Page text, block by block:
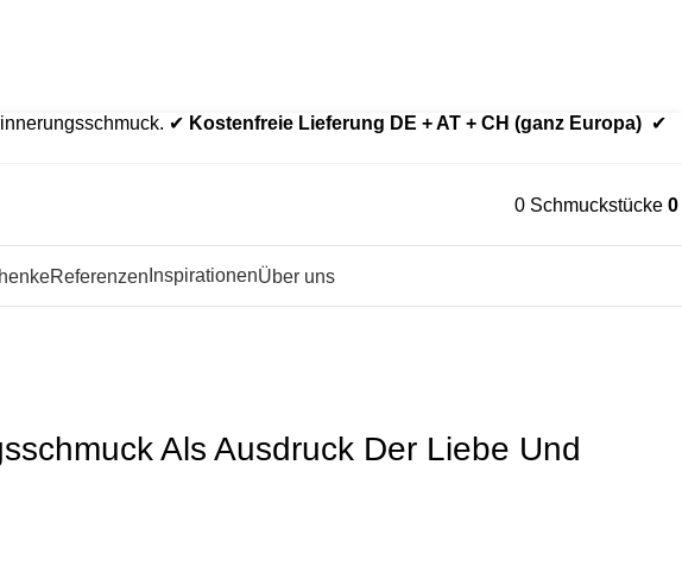
✔ Kostenfreie Lieferung DE + AT + CH (ganz Europa) ✔
0 Schmuckstücke 0
Referenzen InspirationenÜber uns
Als Ausdruck Der Liebe Und